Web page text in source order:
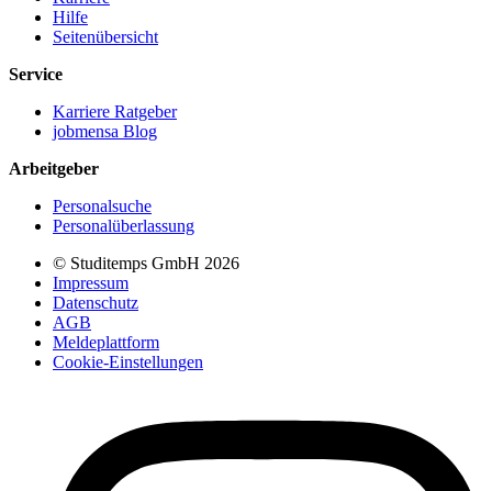
Hilfe
Seitenübersicht
Service
Karriere Ratgeber
jobmensa Blog
Arbeitgeber
Personalsuche
Personalüberlassung
© Studitemps GmbH 2026
Impressum
Datenschutz
AGB
Meldeplattform
Cookie-Einstellungen